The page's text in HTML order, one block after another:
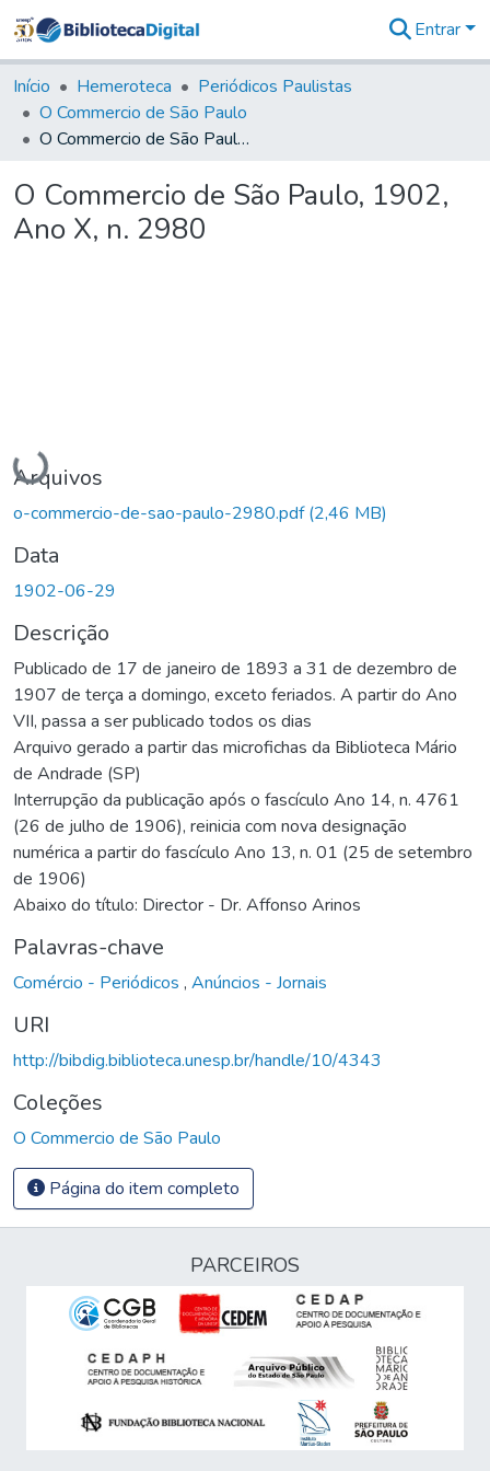
&
Coleções
Tudo na
Biblioteca
Estatísticas
Entrar
Início Hemeroteca
Periódicos Paulistas
O Commercio de São Paulo
O Commercio de São Paulo, 1902, Ano X, n. 2980
O Commercio de São Paulo, 1902,
Ano X, n. 2980
Carregando...
Arquivos
o-commercio-de-sao-paulo-2980.pdf(2,46 MB)
Data
1902-06-29
Descrição
Publicado de 17 de janeiro de 1893 a 31 de dezembro de
1907 de terça a domingo, exceto feriados. A partir do Ano
VII, passa a ser publicado todos os dias
Arquivo gerado a partir das microfichas da Biblioteca Mário
de Andrade (SP)
Interrupção da publicação após o fascículo Ano 14, n. 4761
(26 de julho de 1906), reinicia com nova designação
numérica a partir do fascículo Ano 13, n. 01 (25 de setembro
de 1906)
Abaixo do título: Director - Dr. Affonso Arinos
Palavras-chave
Comércio - Periódicos , Anúncios - Jornais
URI
http://bibdig.biblioteca.unesp.br/handle/10/4343
Coleções
O Commercio de São Paulo
Página do item completo
PARCEIROS